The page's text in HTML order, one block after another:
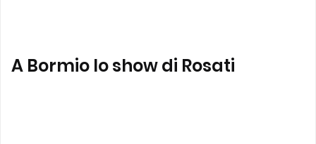
A Bormio lo show di Rosati